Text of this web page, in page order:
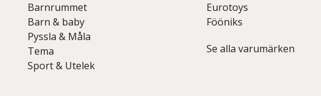
Barnrummet
Barn & baby
Pyssla & Måla
Tema
Sport & Utelek
Eurotoys
Fööniks
Se alla varumärken